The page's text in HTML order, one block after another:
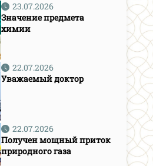
23.07.2026
Значение предмета
химии
22.07.2026
Уважаемый доктор
22.07.2026
Получен мощный приток
природного газа